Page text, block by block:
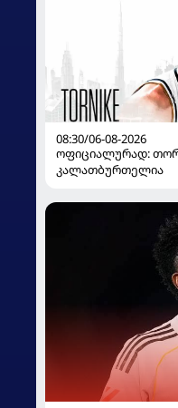
08:30/06-08-2026
ოფიციალურად:
კალათბურთელია